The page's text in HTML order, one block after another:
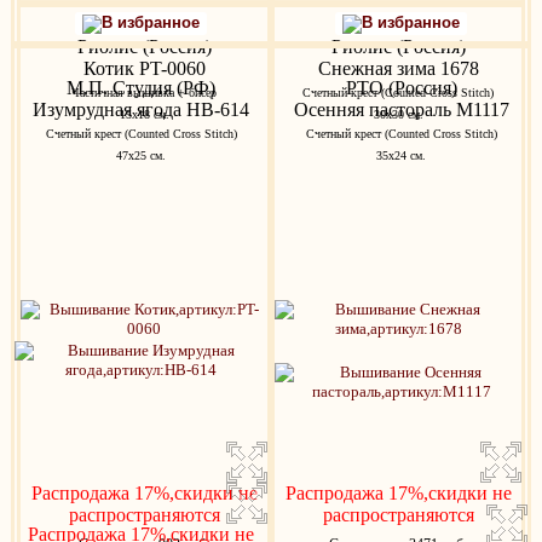
Риолис (Россия)
Котик PT-0060
Частичная вышивка + бисер
15х18 см.
Распродажа 17%,скидки не
распространяются
Риолис (Россия)
Снежная зима 1678
Счетный крест (Counted Cross Stitch)
30х30 см.
Распродажа 17%,скидки не
распространяются
В избранное В избранное
М.П. Студия (РФ)
Изумрудная ягода НВ-614
Счетный крест (Counted Cross Stitch)
47х25 см.
Распродажа 17%,скидки не
РТО (Россия)
Осенняя пастораль M1117
Счетный крест (Counted Cross Stitch)
35х24 см.